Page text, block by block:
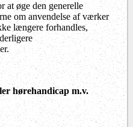
at øge den generelle
om anvendelse af værker
længere forhandles,
hørehandicap m.v.